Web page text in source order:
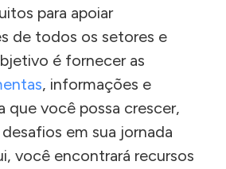
para apoiar
de todos os setores e
é fornecer as
, informações e
que você possa crescer,
em sua jornada
você encontrará recursos